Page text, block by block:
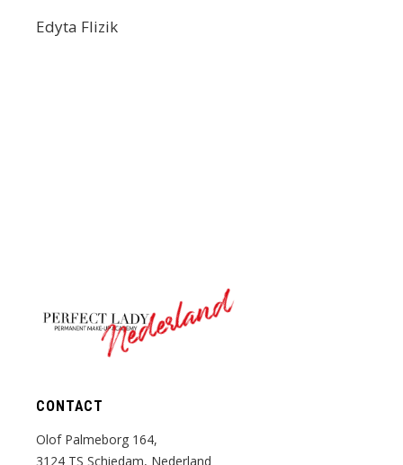
Edyta Flizik
Nederland
CONTACT
Olof Palmeborg 164,
3124 TS Schiedam, Nederland